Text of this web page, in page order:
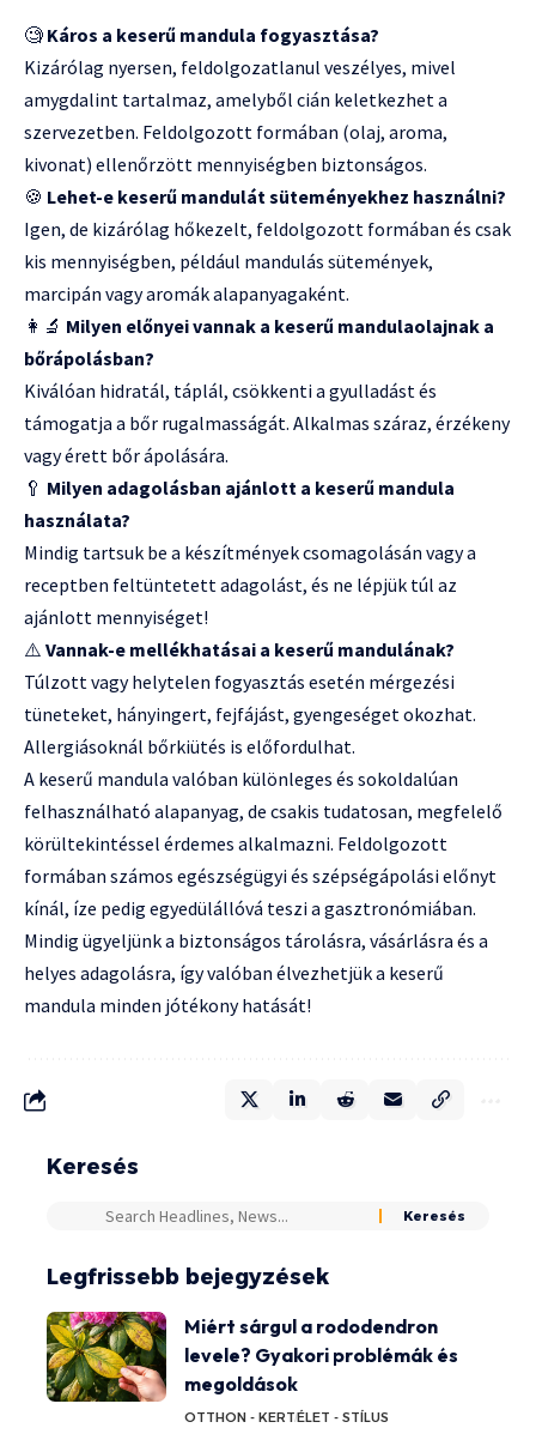
🧐 Káros a keserű mandula fogyasztása?
Kizárólag nyersen, feldolgozatlanul veszélyes, mivel
amygdalint tartalmaz, amelyből cián keletkezhet a
szervezetben. Feldolgozott formában (olaj, aroma,
kivonat) ellenőrzött mennyiségben biztonságos.
🍪 Lehet-e keserű mandulát süteményekhez használni?
Igen, de kizárólag hőkezelt, feldolgozott formában és csak
kis mennyiségben, például mandulás sütemények,
marcipán vagy aromák alapanyagaként.
👩‍🔬 Milyen előnyei vannak a keserű mandulaolajnak a
bőrápolásban?
Kiválóan hidratál, táplál, csökkenti a gyulladást és
támogatja a bőr rugalmasságát. Alkalmas száraz, érzékeny
vagy érett bőr ápolására.
🥄 Milyen adagolásban ajánlott a keserű mandula
használata?
Mindig tartsuk be a készítmények csomagolásán vagy a
receptben feltüntetett adagolást, és ne lépjük túl az
ajánlott mennyiséget!
⚠️ Vannak-e mellékhatásai a keserű mandulának?
Túlzott vagy helytelen fogyasztás esetén mérgezési
tüneteket, hányingert, fejfájást, gyengeséget okozhat.
Allergiásoknál bőrkiütés is előfordulhat.
A keserű mandula valóban különleges és sokoldalúan
felhasználható alapanyag, de csakis tudatosan, megfelelő
körültekintéssel érdemes alkalmazni. Feldolgozott
formában számos egészségügyi és szépségápolási előnyt
kínál, íze pedig egyedülállóvá teszi a gasztronómiában.
Mindig ügyeljünk a biztonságos tárolásra, vásárlásra és a
helyes adagolásra, így valóban élvezhetjük a keserű
mandula minden jótékony hatását!
Keresés
Legfrissebb bejegyzések
Miért sárgul a rododendron
levele? Gyakori problémák és
megoldások
OTTHON - KERTÉLET - STÍLUS